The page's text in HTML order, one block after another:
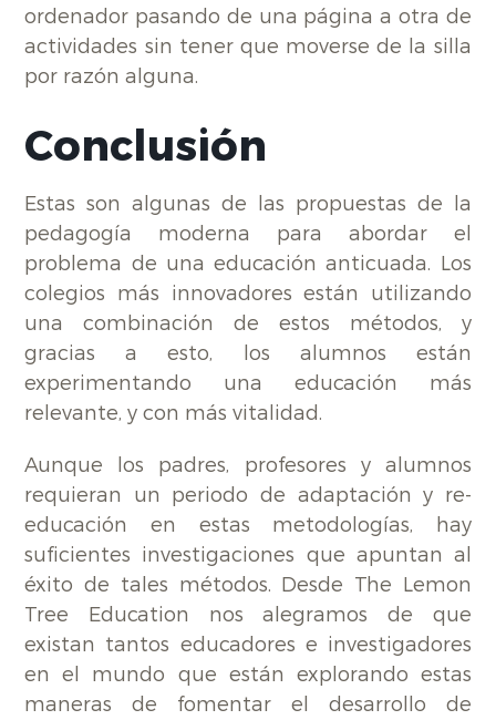
ordenador pasando de una página a otra de
actividades sin tener que moverse de la silla
por razón alguna.
Conclusión
Estas son algunas de las propuestas de la
pedagogía moderna para abordar el
problema de una educación anticuada. Los
colegios más innovadores están utilizando
una combinación de estos métodos, y
gracias a esto, los alumnos están
experimentando una educación más
relevante, y con más vitalidad.
Aunque los padres, profesores y alumnos
requieran un periodo de adaptación y re-
educación en estas metodologías, hay
suficientes investigaciones que apuntan al
éxito de tales métodos. Desde The Lemon
Tree Education nos alegramos de que
existan tantos educadores e investigadores
en el mundo que están explorando estas
maneras de fomentar el desarrollo de